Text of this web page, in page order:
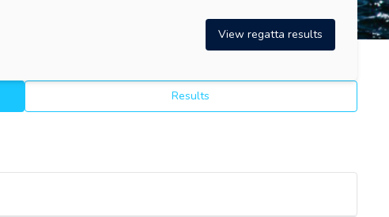
View regatta results
Results